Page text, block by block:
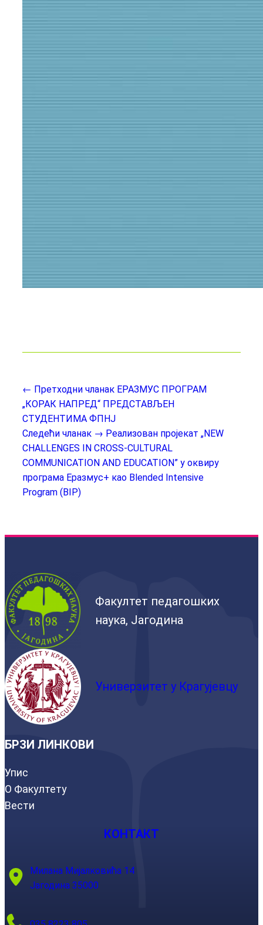
← Претходни чланак ЕРАЗМУС ПРОГРАМ
„КОРАК НАПРЕД“ ПРЕДСТАВЉЕН
СТУДЕНТИМА ФПНЈ
Следећи чланак → Реализован пројекат „NEW
CHALLENGES IN CROSS-CULTURAL
COMMUNICATION AND EDUCATION” у оквиру
програма Еразмус+ као Blended Intensive
Program (BIP)
Факултет педагошких
наука, Јагодина
Универзитет у Крагујевцу
БРЗИ ЛИНКОВИ
Упис
О Факултету
Вести
КОНТАКТ
Милана Мијалковића 14
Јагодина 35000